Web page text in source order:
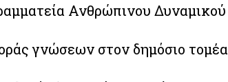
Ανθρώπινου Δυναμικού
γνώσεων στον δημόσιο τομέα